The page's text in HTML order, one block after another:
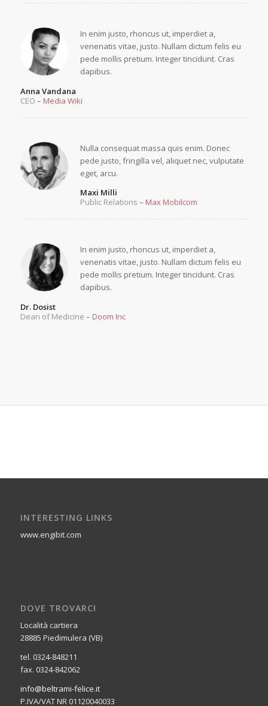
In enim justo, rhoncus ut, imperdiet a,
venenatis vitae, justo. Nullam dictum felis eu
pede mollis pretium. Integer tincidunt. Cras
dapibus.
Anna Vandana
CEO – Media Wiki
Nulla consequat massa quis enim. Donec
pede justo, fringilla vel, aliquet nec, vulputate
eget, arcu.
Maxi Milli
Public Relations – Max Mobilcom
In enim justo, rhoncus ut, imperdiet a,
venenatis vitae, justo. Nullam dictum felis eu
pede mollis pretium. Integer tincidunt. Cras
dapibus.
Dr. Dosist
Dean of Medicine – Doom Inc
INTERESTING LINKS
www.engibit.com
DOVE TROVARCI
Località cartiera
28885 Piedimulera (VB)
tel. 0324-848211
fax. 0324-842062
info@beltrami-felice.it
P.IVA/VAT NR 01120040033